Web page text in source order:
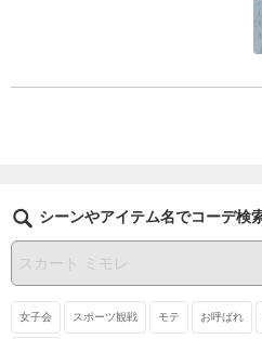
シーンやアイテム名でコーデ検
女子会 スポーツ観戦 モテ お呼ばれ